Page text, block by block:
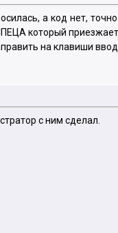
а код нет,
который
на клавиши
с ним сделал.